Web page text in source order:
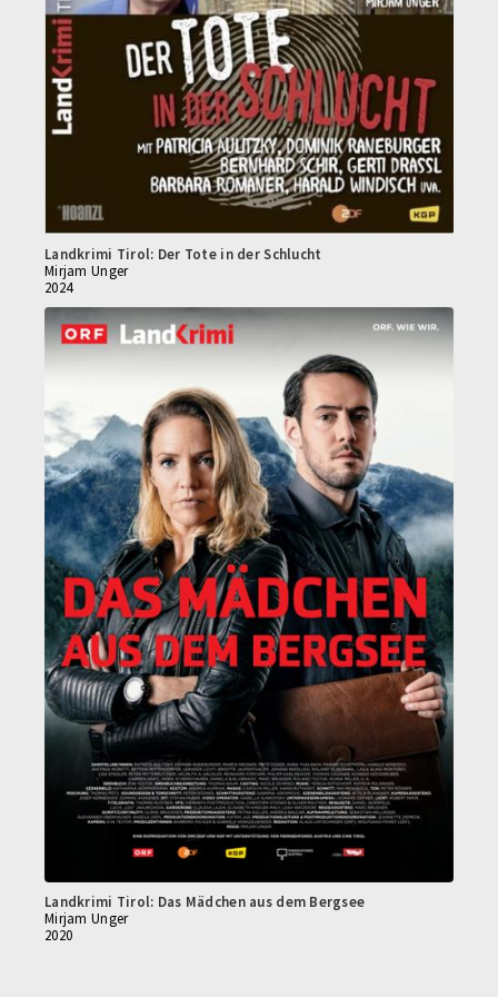
Landkrimi Tirol: Der Tote in der Schlucht
Mirjam Unger
2024
Landkrimi Tirol: Das Mädchen aus dem Bergsee
Mirjam Unger
2020